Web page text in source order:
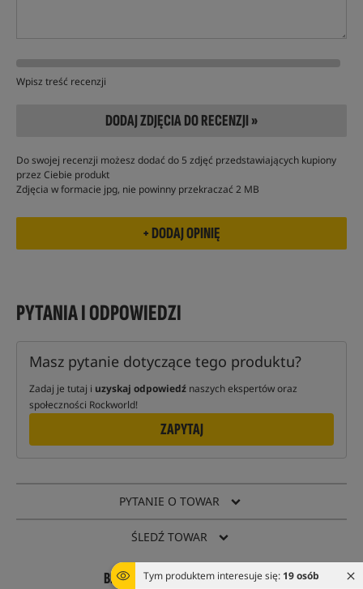
Tym produktem interesuje się: 19 osób
Wpisz treść recenzji
DODAJ ZDJĘCIA DO RECENZJI »
Do swojej recenzji możesz dodać do 5 zdjęć przedstawiających kupiony
przez Ciebie produkt
Zdjęcia w formacie jpg, nie powinny przekraczać 2 MB
PYTANIA I ODPOWIEDZI
Masz pytanie dotyczące tego produktu?
Zadaj je tutaj i uzyskaj odpowiedź naszych ekspertów oraz
społeczności Rockworld!
ZAPYTAJ
PYTANIE O TOWAR
ŚLEDŹ TOWAR
BESTSELLERY Z TEJ KATEGORII